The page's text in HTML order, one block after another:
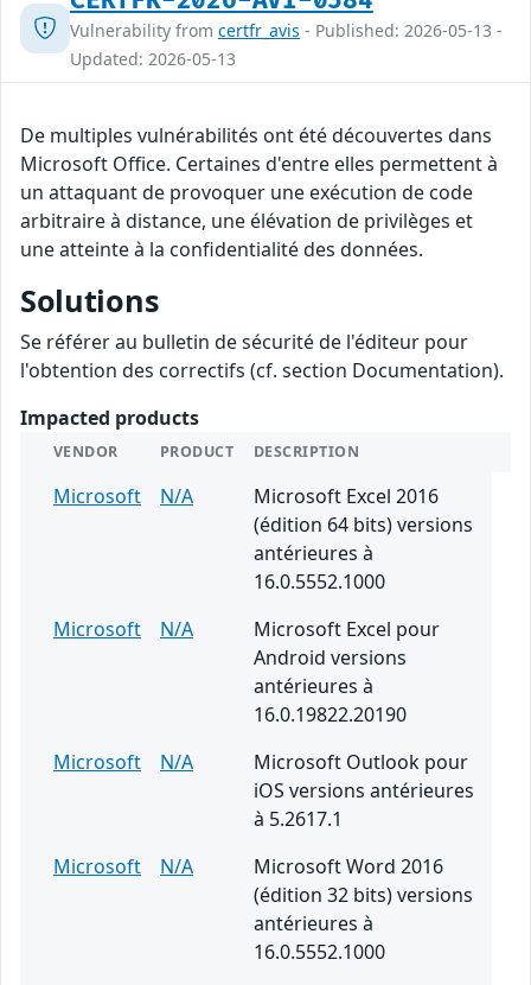
Vulnerability from certfr_avis - Published: 2026-05-13 -
Updated: 2026-05-13
De multiples vulnérabilités ont été découvertes dans
Microsoft Office. Certaines d'entre elles permettent à
un attaquant de provoquer une exécution de code
arbitraire à distance, une élévation de privilèges et
une atteinte à la confidentialité des données.
Solutions
Se référer au bulletin de sécurité de l'éditeur pour
l'obtention des correctifs (cf. section Documentation).
Impacted products
VENDOR PRODUCT DESCRIPTION
Microsoft N/A
Microsoft Excel 2016
(édition 64 bits) versions
antérieures à
16.0.5552.1000
Microsoft
N/A
Microsoft Excel pour
Android versions
antérieures à
16.0.19822.20190
Microsoft
N/A
Microsoft Outlook pour
iOS versions antérieures
à 5.2617.1
Microsoft
N/A
Microsoft Word 2016
(édition 32 bits) versions
antérieures à
16.0.5552.1000